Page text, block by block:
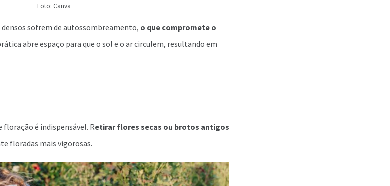
Foto: Canva
sofrem de autossombreamento, o que compromete o
abre espaço para que o sol e o ar circulem, resultando em
floração é indispensável. Retirar flores secas ou brotos antigos
floradas mais vigorosas.